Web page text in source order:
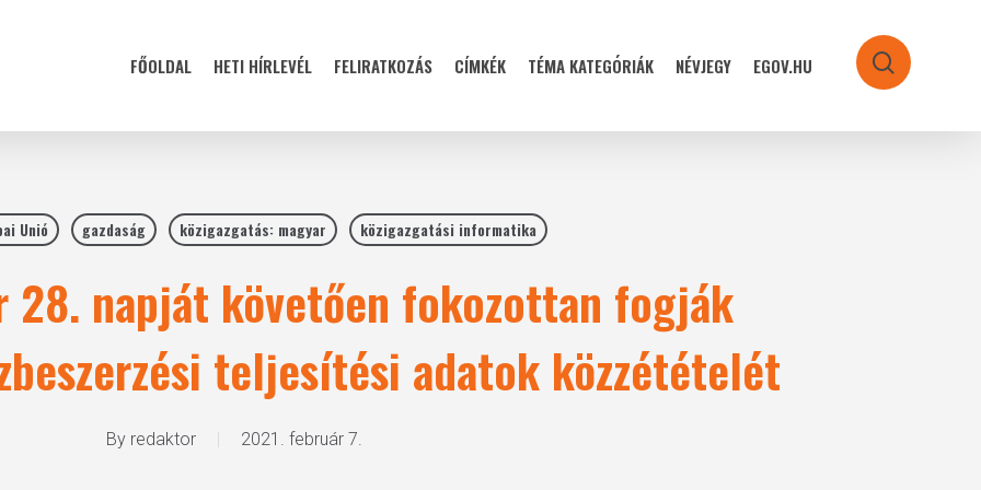
FŐOLDAL HETI HÍRLEVÉL FELIRATKOZÁS CÍMKÉK TÉMA KATEGÓRIÁK NÉVJEGY EGOV.HU search
Unió gazdaság közigazgatás: magyar közigazgatási informatika
28. napját követően fokozottan fogják
teljesítési adatok közzétételét
By redaktor 2021. február 7.